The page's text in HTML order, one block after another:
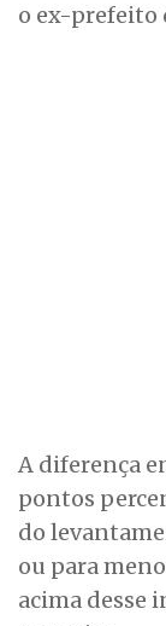
o ex-prefeito
A diferença
pontos
do
ou para
acima desse